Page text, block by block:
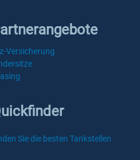
Versicherung
Sie die besten Tankstellen